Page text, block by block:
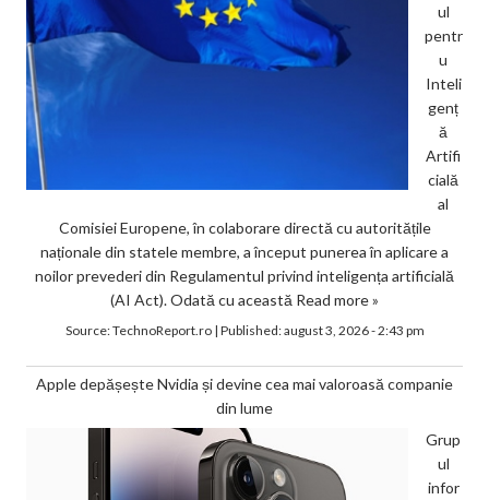
ul
pentr
u
Inteli
genț
ă
Artifi
cială
al
Comisiei Europene, în colaborare directă cu autoritățile
naționale din statele membre, a început punerea în aplicare a
noilor prevederi din Regulamentul privind inteligența artificială
(AI Act). Odată cu această Read more »
Source:TechnoReport.ro| Published:august 3, 2026 - 2:43 pm
Apple depășește Nvidia și devine cea mai valoroasă companie
din lume
Grup
ul
infor